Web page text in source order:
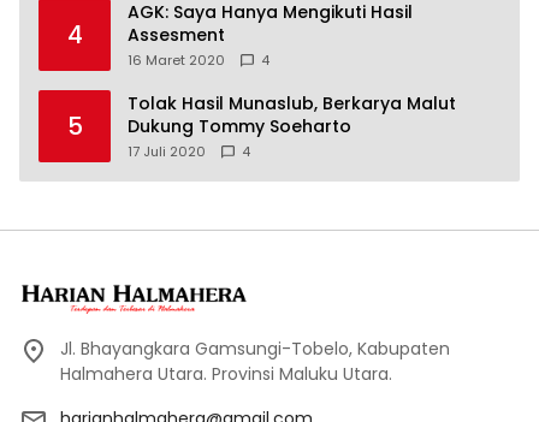
4
AGK: Saya Hanya Mengikuti Hasil
Assesment
16 Maret 2020 4
5
Tolak Hasil Munaslub, Berkarya Malut
Dukung Tommy Soeharto
17 Juli 2020 4
Jl. Bhayangkara Gamsungi-Tobelo, Kabupaten
Halmahera Utara. Provinsi Maluku Utara.